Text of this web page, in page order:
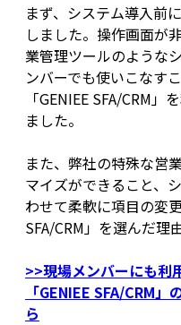
まず、システム導入前
しました。操作画面が
業管理ツールのような
ンバーでも使いこなす
「GENIEE SFA/CRM
ました。
また、弊社の特殊な営
マイズができること、
わせて柔軟に項目の変
SFA/CRM」を選んだ理
>>現場メンバーにも利
「GENIEE SFA/CRM
ら